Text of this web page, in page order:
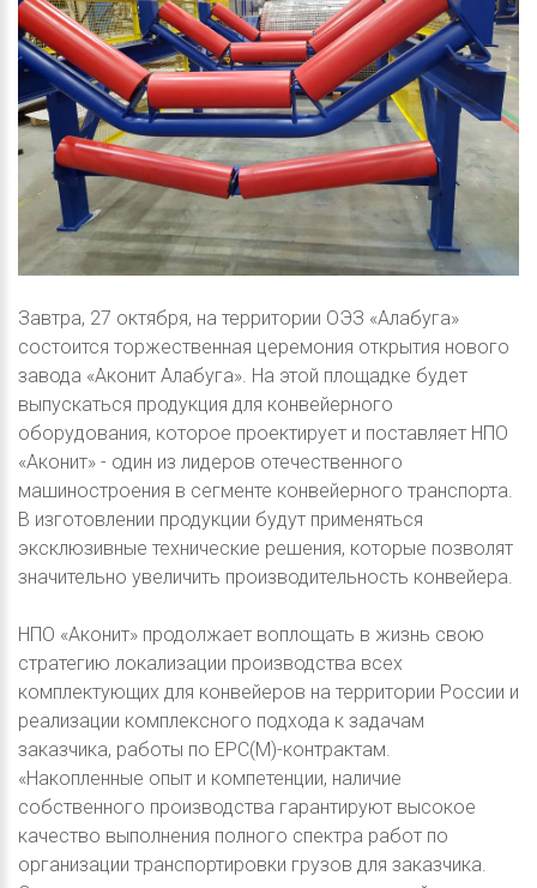
Завтра, 27 октября, на территории ОЭЗ «Алабуга»
состоится торжественная церемония открытия нового
завода «Аконит Алабуга». На этой площадке будет
выпускаться продукция для конвейерного
оборудования, которое проектирует и поставляет НПО
«Аконит» - один из лидеров отечественного
машиностроения в сегменте конвейерного транспорта.
В изготовлении продукции будут применяться
эксклюзивные технические решения, которые позволят
значительно увеличить производительность конвейера.
НПО «Аконит» продолжает воплощать в жизнь свою
стратегию локализации производства всех
комплектующих для конвейеров на территории России и
реализации комплексного подхода к задачам
заказчика, работы по EPC(M)-контрактам.
«Накопленные опыт и компетенции, наличие
собственного производства гарантируют высокое
качество выполнения полного спектра работ по
организации транспортировки грузов для заказчика.